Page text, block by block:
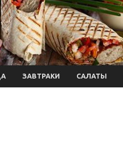
ЗАВТРАКИ САЛАТЫ